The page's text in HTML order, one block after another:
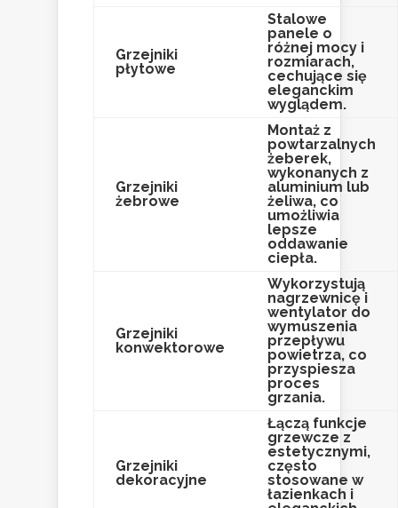
Grzejniki
płytowe
Stalowe
panele o
różnej mocy i
rozmiarach,
cechujące się
eleganckim
wyglądem.
Grzejniki
żebrowe
Montaż z
powtarzalnych
żeberek,
wykonanych z
aluminium lub
żeliwa, co
umożliwia
lepsze
oddawanie
ciepła.
Grzejniki
konwektorowe
Wykorzystują
nagrzewnicę i
wentylator do
wymuszenia
przepływu
powietrza, co
przyspiesza
proces
grzania.
Grzejniki
dekoracyjne
Łączą funkcje
grzewcze z
estetycznymi,
często
stosowane w
łazienkach i